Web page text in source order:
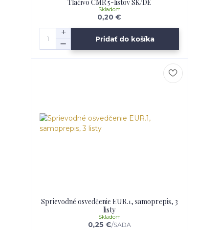
Tlačivo CMR 5-listov SK/DE
0,20 €
Skladom
Pridať do košíka
Sprievodné osvedčenie EUR.1, samoprepis, 3
listy
0,25 €/SADA
Skladom